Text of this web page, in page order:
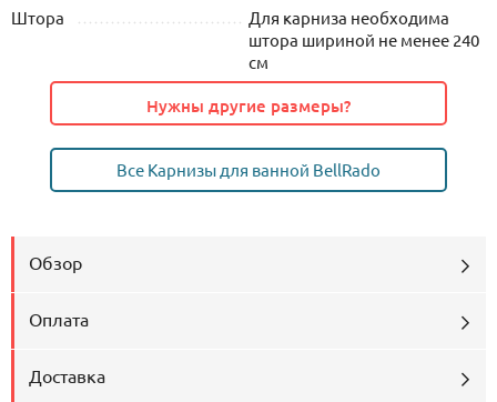
Штора
Для карниза необходима
штора шириной не менее 240
см
Нужны другие размеры?
Все Карнизы для ванной BellRado
Обзор
Оплата
Доставка